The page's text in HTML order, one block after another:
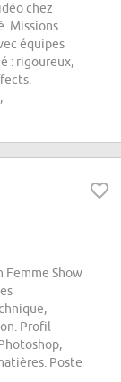
chez
Missions
équipes
: rigoureux,
Femme Show
Profil
Poste